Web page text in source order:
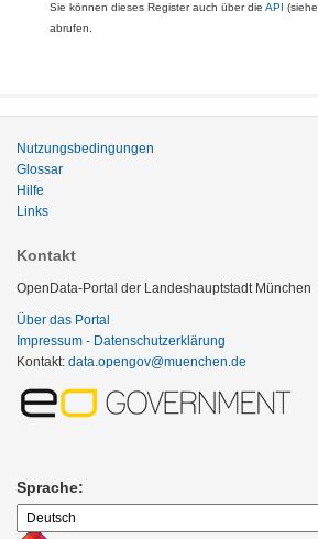
Sie können dieses Register auch über die API (siehe
abrufen.
Nutzungsbedingungen
Glossar
Hilfe
Links
Kontakt
OpenData-Portal der Landeshauptstadt München
Über das Portal
Impressum - Datenschutzerklärung
Kontakt: data.opengov@muenchen.de
Sprache